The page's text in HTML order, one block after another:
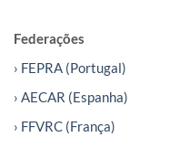
Federações
› FEPRA (Portugal)
› AECAR (Espanha)
› FFVRC (França)